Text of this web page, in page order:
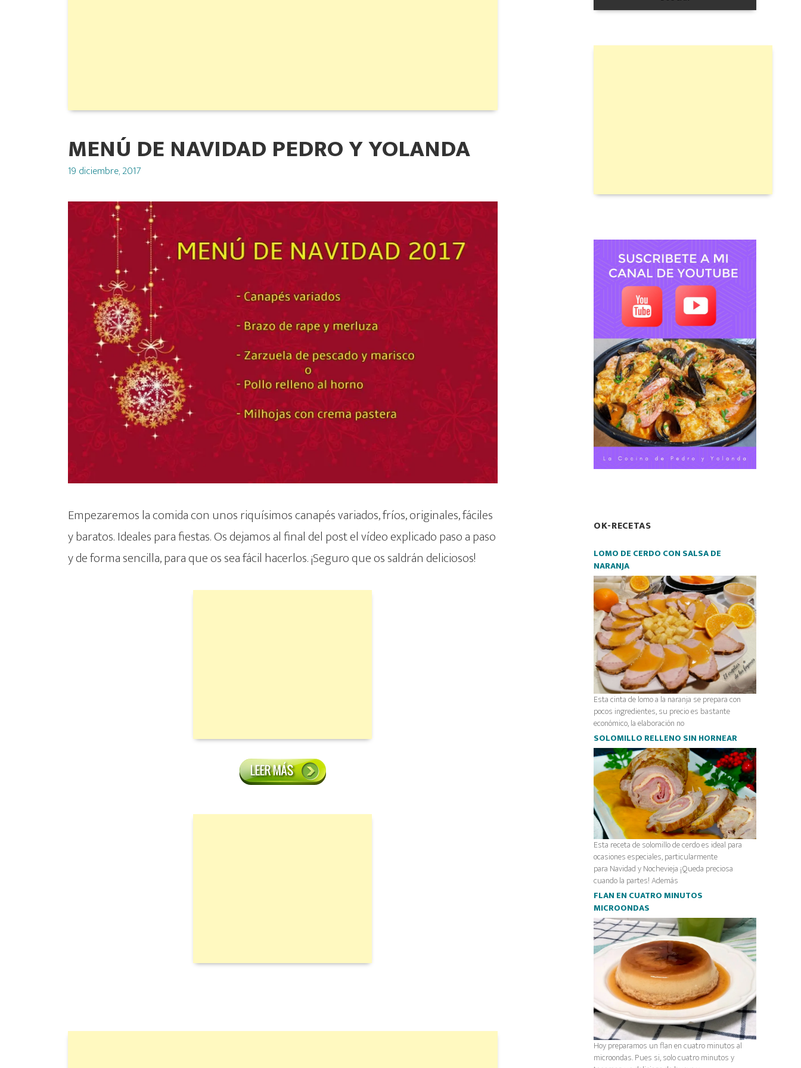
MENÚ DE NAVIDAD PEDRO Y YOLANDA
Posted
19 diciembre, 2017
Empezaremos la comida con unos riquísimos canapés variados, fríos, originales, fáciles
y baratos. Ideales para fiestas. Os dejamos al final del post el vídeo explicado paso a paso
y de forma sencilla, para que os sea fácil hacerlos. ¡Seguro que os saldrán deliciosos!
OK-RECETAS
LOMO DE CERDO CON SALSA DE
NARANJA
Esta cinta de lomo a la naranja se prepara con
pocos ingredientes, su precio es bastante
económico, la elaboración no
SOLOMILLO RELLENO SIN HORNEAR
Esta receta de solomillo de cerdo es ideal para
ocasiones especiales, particularmente
para Navidad y Nochevieja ¡Queda preciosa
cuando la partes! Además
FLAN EN CUATRO MINUTOS
MICROONDAS
Hoy preparamos un flan en cuatro minutos al
microondas. Pues si, solo cuatro minutos y